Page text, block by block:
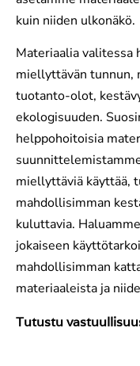
kuin niiden ulkonäkö.
Materiaalia valitessa
miellyttävän tunnun,
tuotanto-olot,
ekologisuuden.
helppohoitoisia
miellyttäviä käyttää,
mahdollisimman
kuluttavia.
jokaiseen
mahdollisimman
materiaaleista ja
Tutustu